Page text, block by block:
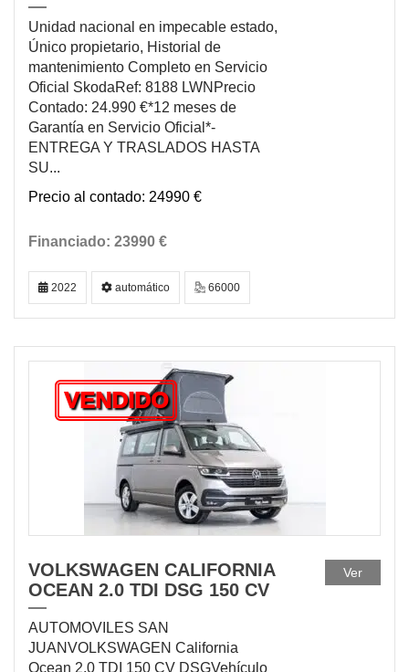
Unidad nacional en impecable estado,
Único propietario, Historial de
mantenimiento Completo en Servicio
Oficial SkodaRef: 8188 LWNPrecio
Contado: 24.990 €*12 meses de
Garantía en Servicio Oficial*-
ENTREGA Y TRASLADOS HASTA
SU...
24990 €
23990 €
2022 automático 66000
VENDIDO
VOLKSWAGEN CALIFORNIA
OCEAN 2.0 TDI DSG 150 CV
AUTOMOVILES SAN
JUANVOLKSWAGEN California
Ocean 2.0 TDI 150 CV DSGVehículo
Ver